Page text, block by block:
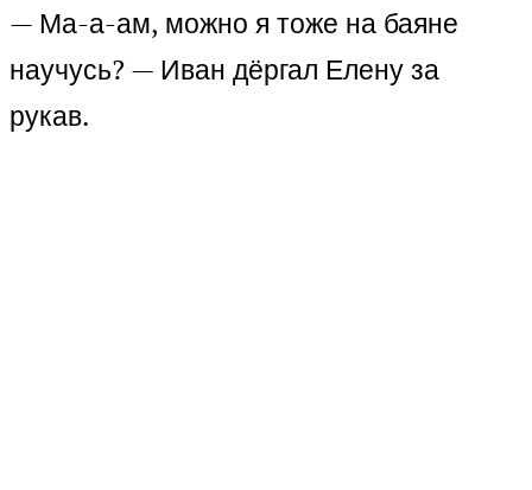
— Ма-а-ам, можно я тоже на баяне
научусь? — Иван дёргал Елену за
рукав.